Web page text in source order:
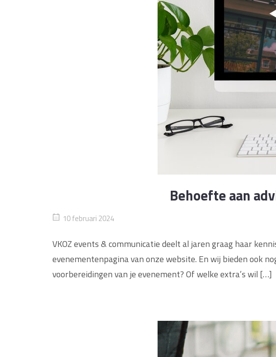
Behoefte aan
10 februari 2024
VKOZ events & communicatie deelt al jaren graag haar
evenementenpagina van onze website. En wij bieden ook
voorbereidingen van je evenement? Of welke extra’s wil […]